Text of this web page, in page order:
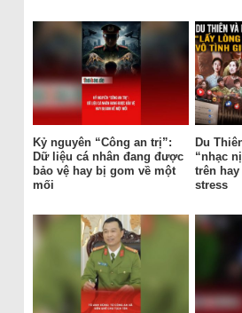
Kỷ nguyên “Công an trị”:
Dữ liệu cá nhân đang được
bảo vệ hay bị gom về một
mối
Du
“nhạc
trên
stress